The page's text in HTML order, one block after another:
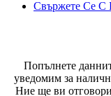
Свържете Се С
Попълнете
уведомим за
Ние ще ви